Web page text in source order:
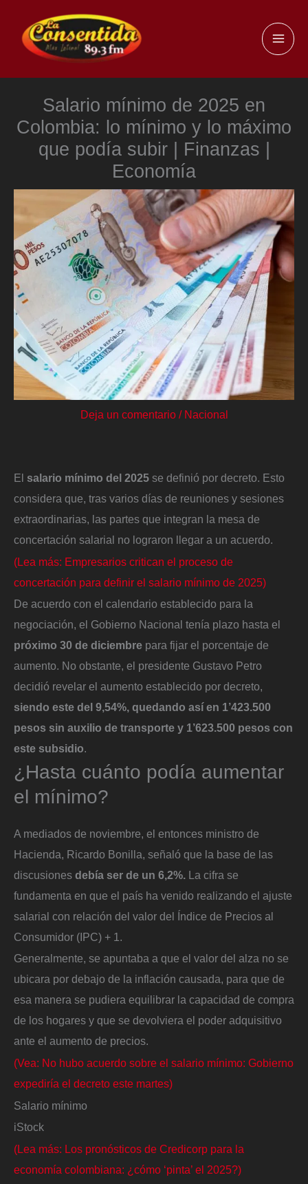
contenido
Salario mínimo de 2025 en
Colombia: lo mínimo y lo máximo
que podía subir | Finanzas |
Economía
Deja un comentario / Nacional
El salario mínimo del 2025 se definió por decreto. Esto
considera que, tras varios días de reuniones y sesiones
extraordinarias, las partes que integran la mesa de
concertación salarial no lograron llegar a un acuerdo.
(Lea más: Empresarios critican el proceso de
concertación para definir el salario mínimo de 2025)
De acuerdo con el calendario establecido para la
negociación, el Gobierno Nacional tenía plazo hasta el
próximo 30 de diciembre para fijar el porcentaje de
aumento. No obstante, el presidente Gustavo Petro
decidió revelar el aumento establecido por decreto,
siendo este del 9,54%, quedando así en 1’423.500
pesos sin auxilio de transporte y 1’623.500 pesos con
este subsidio.
¿Hasta cuánto podía aumentar
el mínimo?
A mediados de noviembre, el entonces ministro de
Hacienda, Ricardo Bonilla, señaló que la base de las
discusiones debía ser de un 6,2%. La cifra se
fundamenta en que el país ha venido realizando el ajuste
salarial con relación del valor del Índice de Precios al
Consumidor (IPC) + 1.
Generalmente, se apuntaba a que el valor del alza no se
ubicara por debajo de la inflación causada, para que de
esa manera se pudiera equilibrar la capacidad de compra
de los hogares y que se devolviera el poder adquisitivo
ante el aumento de precios.
(Vea: No hubo acuerdo sobre el salario mínimo: Gobierno
expediría el decreto este martes)
Salario mínimo
iStock
(Lea más: Los pronósticos de Credicorp para la
economía colombiana: ¿cómo ‘pinta’ el 2025?)